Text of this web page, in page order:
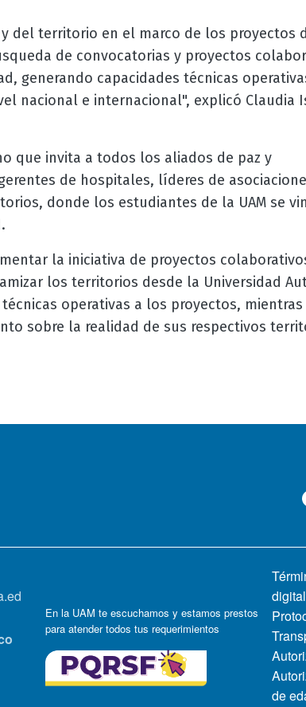
del territorio en el marco de los proyectos
de convocatorias y proyectos
generando capacidades técnicas
nacional e internacional", explicó Claudia
que invita a todos los aliados de paz y
de hospitales, líderes de
donde los estudiantes de la UAM se
la iniciativa de proyectos
los territorios desde la Universidad
operativas a los proyectos,
sobre la realidad de sus respectivos
En la UAM te escuchamos y estamos prestos
para atender todos tus requerimientos
de